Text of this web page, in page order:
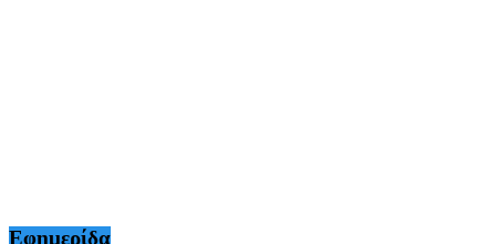
Εφημερίδα